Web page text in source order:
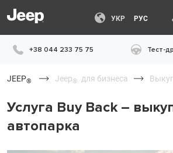
УКР РУС
+38 044 233 75 75 Тест-
JEEP® Jeep® для бизнеса
Услуга Buy Back –
автопарка